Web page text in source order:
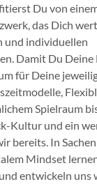
Du von
das Dich
und individuellen
Damit Du Deine
für Deine
Spielraum
Kultur und ein
bereits. In
Mindset
entwickeln uns